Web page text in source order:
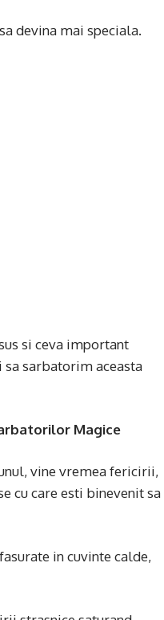
devina mai speciala.
si ceva important
sa sarbatorim aceasta
Magice
vine vremea fericirii,
cu care esti binevenit sa
in cuvinte calde,